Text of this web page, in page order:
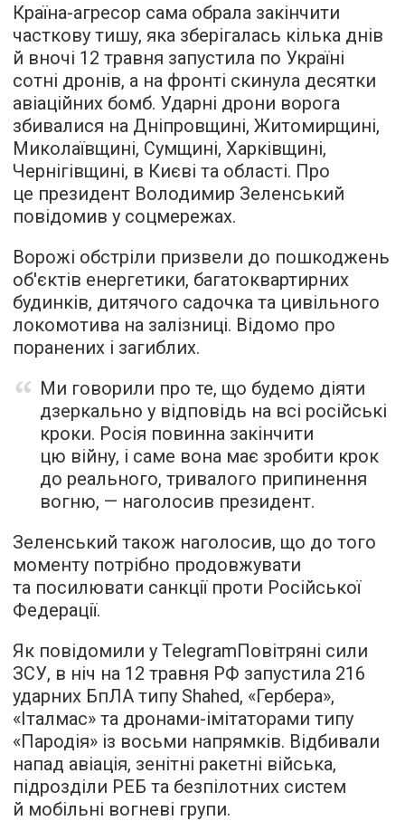
Країна-агресор сама обрала закінчити
часткову тишу, яка зберігалась кілька днів
й вночі 12 травня запустила по Україні
сотні дронів, а на фронті скинула десятки
авіаційних бомб. Ударні дрони ворога
збивалися на Дніпровщині, Житомирщині,
Миколаївщині, Сумщині, Харківщині,
Чернігівщині, в Києві та області. Про
це президент Володимир Зеленський
повідомив у соцмережах.
Ворожі обстріли призвели до пошкоджень
об'єктів енергетики, багатоквартирних
будинків, дитячого садочка та цивільного
локомотива на залізниці. Відомо про
поранених і загиблих.
Ми говорили про те, що будемо діяти
дзеркально у відповідь на всі російські
кроки. Росія повинна закінчити
цю війну, і саме вона має зробити крок
до реального, тривалого припинення
вогню, — наголосив президент.
Зеленський також наголосив, що до того
моменту потрібно продовжувати
та посилювати санкції проти Російської
Федерації.
Як повідомили у TelegramПовітряні сили
ЗСУ, в ніч на 12 травня РФ запустила 216
ударних БпЛА типу Shahed, «Гербера»,
«Італмас» та дронами-імітаторами типу
«Пародія» із восьми напрямків. Відбивали
напад авіація, зенітні ракетні війська,
підрозділи РЕБ та безпілотних систем
й мобільні вогневі групи.